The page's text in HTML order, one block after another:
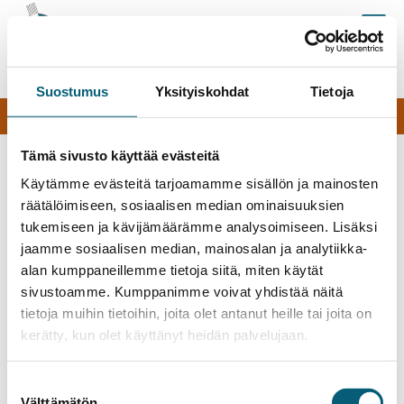
Suostumus Yksityiskohdat Tietoja
Tämä sivusto käyttää evästeitä
Käytämme evästeitä tarjoamamme sisällön ja mainosten
räätälöimiseen, sosiaalisen median ominaisuuksien
tukemiseen ja kävijämäärämme analysoimiseen. Lisäksi
jaamme sosiaalisen median, mainosalan ja analytiikka-
alan kumppaneillemme tietoja siitä, miten käytät
sivustoamme. Kumppanimme voivat yhdistää näitä
tietoja muihin tietoihin, joita olet antanut heille tai joita on
kerätty, kun olet käyttänyt heidän palvelujaan.
Turku
Lisää hakuehtoja
Kartta Kalenteri
tapahtumaa
ma 10.8.2026
Ruoka-apua ajanvarauksen kautta
Pelastusarmeijan Turun osasto
Hämeenkatu 20, 20500 Turku
Pelastusarmeija Turun osasto
klo. 09.00 - 10.00
Pääskyvuorenrinne 1, 20610 Turku